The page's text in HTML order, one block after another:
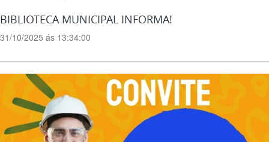
BIBLIOTECA MUNICIPAL INFORMA!
31/10/2025 ás 13:34:00